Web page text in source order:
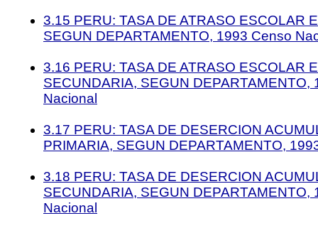
3.15 PERU: TASA DE ATRASO ESCOLAR
SEGUN DEPARTAMENTO, 1993 Censo
3.16 PERU: TASA DE ATRASO ESCOLAR
SECUNDARIA, SEGUN DEPARTAMENTO,
Nacional
3.17 PERU: TASA DE DESERCION
PRIMARIA, SEGUN DEPARTAMENTO,
3.18 PERU: TASA DE DESERCION
SECUNDARIA, SEGUN DEPARTAMENTO,
Nacional